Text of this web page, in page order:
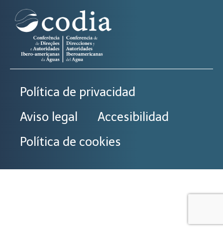
Política de privacidad
Aviso legal
Accesibilidad
Política de cookies